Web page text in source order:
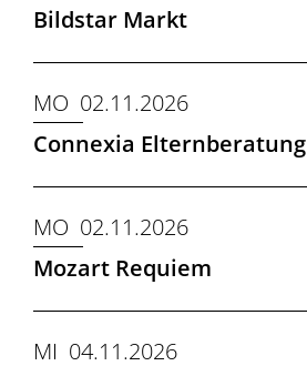
Bildstar Markt
MO 02.11.2026
Connexia Elternberatung
MO 02.11.2026
Mozart Requiem
MI 04.11.2026